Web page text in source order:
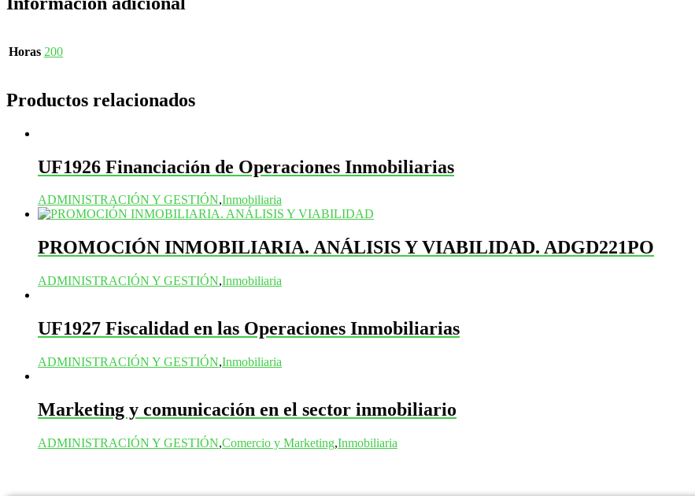
Horas 200
Productos relacionados
UF1926 Financiación de Operaciones Inmobiliarias
ADMINISTRACIÓN Y GESTIÓN,Inmobiliaria
PROMOCIÓN INMOBILIARIA. ANÁLISIS Y VIABILIDAD. ADGD221PO
ADMINISTRACIÓN Y GESTIÓN,Inmobiliaria
UF1927 Fiscalidad en las Operaciones Inmobiliarias
ADMINISTRACIÓN Y GESTIÓN,Inmobiliaria
Marketing y comunicación en el sector inmobiliario
ADMINISTRACIÓN Y GESTIÓN,Comercio y Marketing,Inmobiliaria